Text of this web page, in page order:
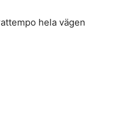
hela vägen